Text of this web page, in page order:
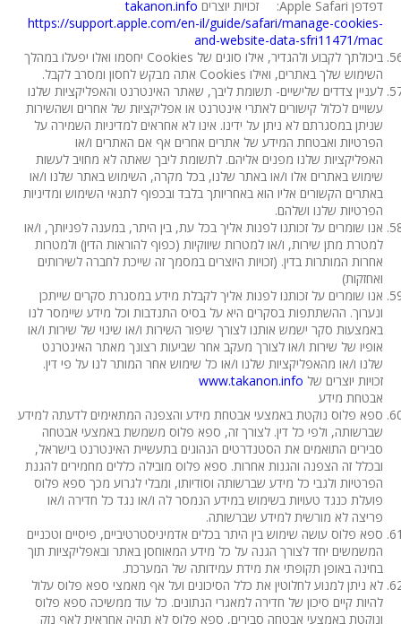
דפדפן Apple Safari: זכויות יוצרים
takanon.info
https://support.apple.com/en-il/guide/safari/manage-cookies-
and-website-data-sfri11471/mac
ביכולתך לקבוע ולהגדיר, אילו סוגים של Cookies יחסמו ואלו יפעלו במהלך
השימוש שלך באתרים, ואילו Cookies אתה מבקש לחסון ומסרב לקבל.
לעניין צדדים שלישיים- תשומת ליבך, שאתר האינטרנט והאפליקציות שלנו
עשויים לכלול קישורים לאתרי אינטרנט או אפליקציות של אחרים ושהשירות
שניתן במסגרתם לא ניתן על ידינו. אינו לא אחראים למדיניות השמירה על
הפרטיות ואבטחת המידע של אתרים אחרים אף אם האתרים ו/או
האפליקציות שלנו מפנים אליהם. לתשומת ליבך שאתה לא מחויב לעשות
שימוש באתרים אלו ו/או באתר שלנו, בכל מקרה, השימוש באתר שלנו ו/או
באתרים הקשורים אליו הוא באחריותך בלבד ובכפוף לתנאי השימוש ומדיניות
הפרטיות שלנו ושלהם.
אנו שומרים על זכותנו לפנות אליך בכל עת, בין היתר, במענה לפניותך, ו/או
למטרת מתן שירות, ו/או למטרות שיווקיות (כפוף להוראות הדין) ולמטרות
אחרות המותרות בדין. (זכויות היוצרים במסמך זה שייכת לחברה לשירותים
ואחזקות)
אנו שומרים על זכותנו לפנות אליך לקבלת מידע במסגרת סקרים שייתכן
ונערוך. ההשתתפות בסקרים היא על בסיס התנדבות וכל מידע שיימסר לנו
באמצעות סקר ישמש אותנו לצורך שיפור השירות ו/או שינוי של שירות ו/או
אופיו של שירות ו/או לצורך מעקב אחר שביעות רצונך מאתר האינטרנט
שלנו ו/או מהאפליקציות שלנו ו/או כל שימוש אחר המותר לנו על פי דין.
זכויות יוצרים של www.takanon.info
אבטחת מידע
ספא פלוס נוקטת באמצעי אבטחת מידע והצפנה המתאימים לדעתה למידע
שברשותה, ולפי כל דין. לצורך זה, ספא פלוס משמשת באמצעי אבטחה
סבירים התואמים את הסטנדרטים הנהוגים בתעשיית האינטרנט בישראל,
ובכלל זה הצפנה והגנות אחרות. ספא פלוס מובילה כללים מחמירים להגנת
הפרטיות ולגבי כל מידע שברשותה וסודיותו, ומבלי לגרוע מכך ספא פלוס
פועלת כנגד טעויות בשימוש במידע הנמסר לה ו/או נגד כל חדירה ו/או
פריצה לא מורשית למידע שברשותה.
ספא פלוס עושה שימוש בין היתר בכלים אדמיניסטרטיביים, פיסיים וטכניים
המשמשים יחד לצורך הגנה על כל מידע המאוחסן באתר ובאפליקציות תוך
בחינה באופן תקופתי את מידת עמידותה של המערכת.
לא ניתן למנוע לחלוטין את כלל הסיכונים ועל אף מאמצי ספא פלוס עלול
להיות קיים סיכון של חדירה למאגרי הנתונים. כל עוד ממשיכה ספא פלוס
ונוקטת באמצעי אבטחה סבירים, ספא פלוס לא תהיה אחראית לאף נזק